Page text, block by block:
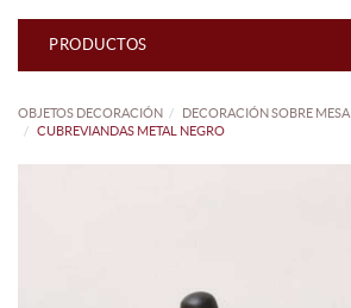
PRODUCTOS
OBJETOS DECORACIÓN
DECORACIÓN SOBRE MESA
CUBREVIANDAS METAL NEGRO